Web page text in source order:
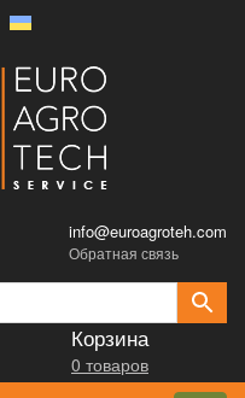
info@euroagroteh.com
Обратная связь
Корзина
0 товаров